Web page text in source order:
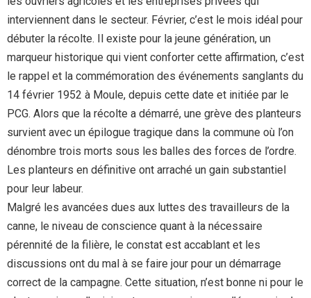
interviennent dans le secteur. Février, c’est le mois idéal pour
débuter la récolte. Il existe pour la jeune génération, un
marqueur historique qui vient conforter cette affirmation, c’est
le rappel et la commémoration des événements sanglants du
14 février 1952 à Moule, depuis cette date et initiée par le
PCG. Alors que la récolte a démarré, une grève des planteurs
survient avec un épilogue tragique dans la commune où l’on
dénombre trois morts sous les balles des forces de l’ordre.
Les planteurs en définitive ont arraché un gain substantiel
pour leur labeur.
Malgré les avancées dues aux luttes des travailleurs de la
canne, le niveau de conscience quant à la nécessaire
pérennité de la filière, le constat est accablant et les
discussions ont du mal à se faire jour pour un démarrage
correct de la campagne. Cette situation, n’est bonne ni pour le